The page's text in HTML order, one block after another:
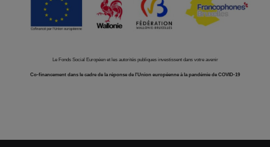
Le Fonds Social Européen et les autorités publiques investissent dans votre avenir
Co-financement dans le cadre de la réponse de l'Union européenne à la pandémie de COVID-19